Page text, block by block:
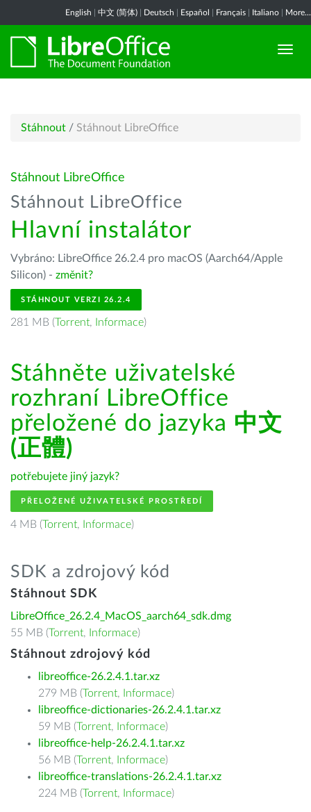
English 中文 (简体) Deutsch Español Français Italiano More...
Stáhnout / Stáhnout LibreOffice
Stáhnout LibreOffice
Stáhnout LibreOffice
Hlavní instalátor
Vybráno: LibreOffice 26.2.4 pro macOS (Aarch64/Apple
Silicon) - změnit?
STÁHNOUT VERZI 26.2.4
281 MB (Torrent, Informace)
Stáhněte uživatelské
rozhraní LibreOffice
přeložené do jazyka 中文
(正體)
potřebujete jiný jazyk?
PŘELOŽENÉ UŽIVATELSKÉ PROSTŘEDÍ
4 MB (Torrent, Informace)
SDK a zdrojový kód
Stáhnout SDK
LibreOffice_26.2.4_MacOS_aarch64_sdk.dmg
55 MB (Torrent, Informace)
Stáhnout zdrojový kód
libreoffice-26.2.4.1.tar.xz
279 MB (Torrent, Informace)
libreoffice-dictionaries-26.2.4.1.tar.xz
59 MB (Torrent, Informace)
libreoffice-help-26.2.4.1.tar.xz
56 MB (Torrent, Informace)
libreoffice-translations-26.2.4.1.tar.xz
224 MB (Torrent, Informace)